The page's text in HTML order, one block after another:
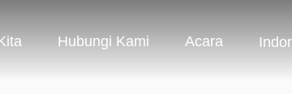
Hubungi Kami Acara